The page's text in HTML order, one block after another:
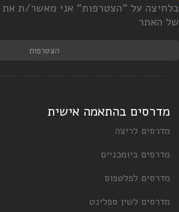
על "הצטרפות" אני מאשר/ת את
האתר
הצטרפות
מדרסים בהתאמה אישית
מדרסים לריצה
מדרסים ביומכניים
מדרסים לפלטפוס
מדרסים לשין ספלינט